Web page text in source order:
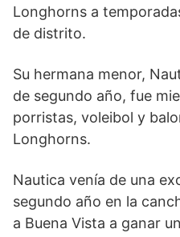
Longhorns a
de distrito.
Su hermana menor,
de segundo año, fue
porristas, voleibol y
Longhorns.
Nautica venía de una
segundo año en la
a Buena Vista a ganar